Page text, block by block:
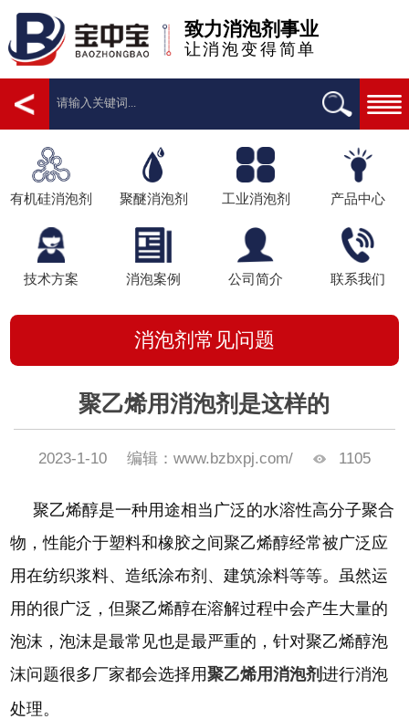
致力消泡剂事业
让消泡变得简单
有机硅消泡剂 聚醚消泡剂 工业消泡剂 产品中心
技术方案 消泡案例 公司简介 联系我们
消泡剂常见问题
聚乙烯用消泡剂是这样的
2023-1-10 编辑：www.bzbxpj.com/ 1105
聚乙烯醇是一种用途相当广泛的水溶性高分子聚合
物，性能介于塑料和橡胶之间聚乙烯醇经常被广泛应
用在纺织浆料、造纸涂布剂、建筑涂料等等。虽然运
用的很广泛，但聚乙烯醇在溶解过程中会产生大量的
泡沫，泡沫是最常见也是最严重的，针对聚乙烯醇泡
沫问题很多厂家都会选择用聚乙烯用消泡剂进行消泡
处理。